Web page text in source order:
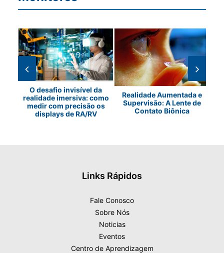
O desafio invisível da
realidade imersiva: como
medir com precisão os
displays de RA/RV
Realidade Aumentada e
Supervisão: A Lente de
Contato Biônica
Links Rápidos
Fale Conosco
Sobre Nós
Noticias
Eventos
Centro de Aprendizagem